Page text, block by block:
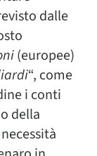
dalle
(europee)
“, come
i conti
della